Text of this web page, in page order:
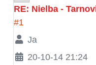
RE: Nielba -
#1
Ja
20-10-14 21:24